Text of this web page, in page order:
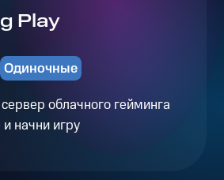
Play
Одиночные
облачного гейминга
начни игру